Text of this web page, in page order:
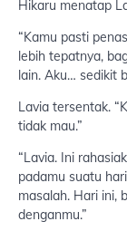
Hikaru menatap
“Kamu pasti
lebih tepatnya,
lain. Aku… sedikit
Lavia tersentak.
tidak mau.”
“Lavia. Ini
padamu suatu
masalah. Hari ini,
denganmu.”